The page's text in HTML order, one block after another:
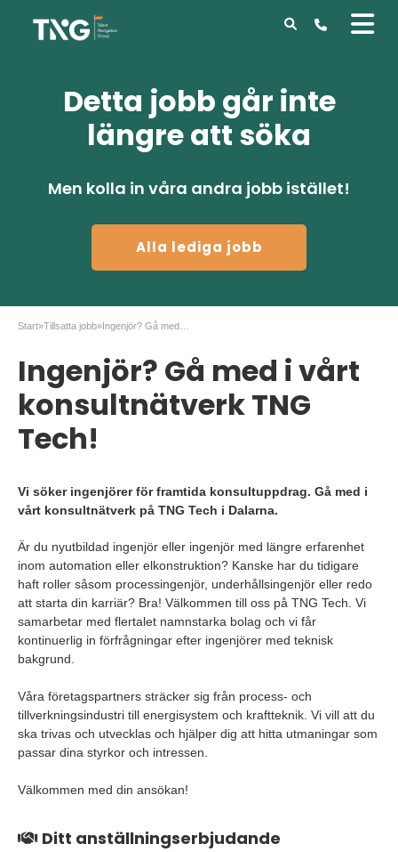
Detta jobb går inte
längre att söka
Men kolla in våra andra jobb istället!
Alla lediga jobb
Start»Tillsatta jobb»
Ingenjör? Gå med i vårt
konsultnätverk TNG
Tech!
Vi söker ingenjörer för framtida konsultuppdrag. Gå med i
vårt konsultnätverk på TNG Tech i Dalarna.
Är du nyutbildad ingenjör eller ingenjör med längre erfarenhet
inom automation eller elkonstruktion? Kanske har du tidigare
haft roller såsom processingenjör, underhållsingenjör eller redo
att starta din karriär? Bra! Välkommen till oss på TNG Tech. Vi
samarbetar med flertalet namnstarka bolag och vi får
kontinuerlig in förfrågningar efter ingenjörer med teknisk
bakgrund.
Våra företagspartners sträcker sig från process- och
tillverkningsindustri till energisystem och kraftteknik. Vi vill att du
ska trivas och utvecklas och hjälper dig att hitta utmaningar som
passar dina styrkor och intressen.
Välkommen med din ansökan!
Ditt anställningserbjudande